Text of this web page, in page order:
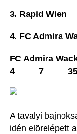
3. Rapid
4. FC
FC Admira
4 7 35 –
A tavalyi
idén elõrelépett